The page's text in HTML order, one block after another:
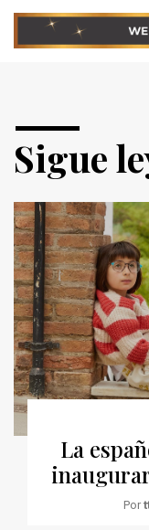
Sigue
La
Por